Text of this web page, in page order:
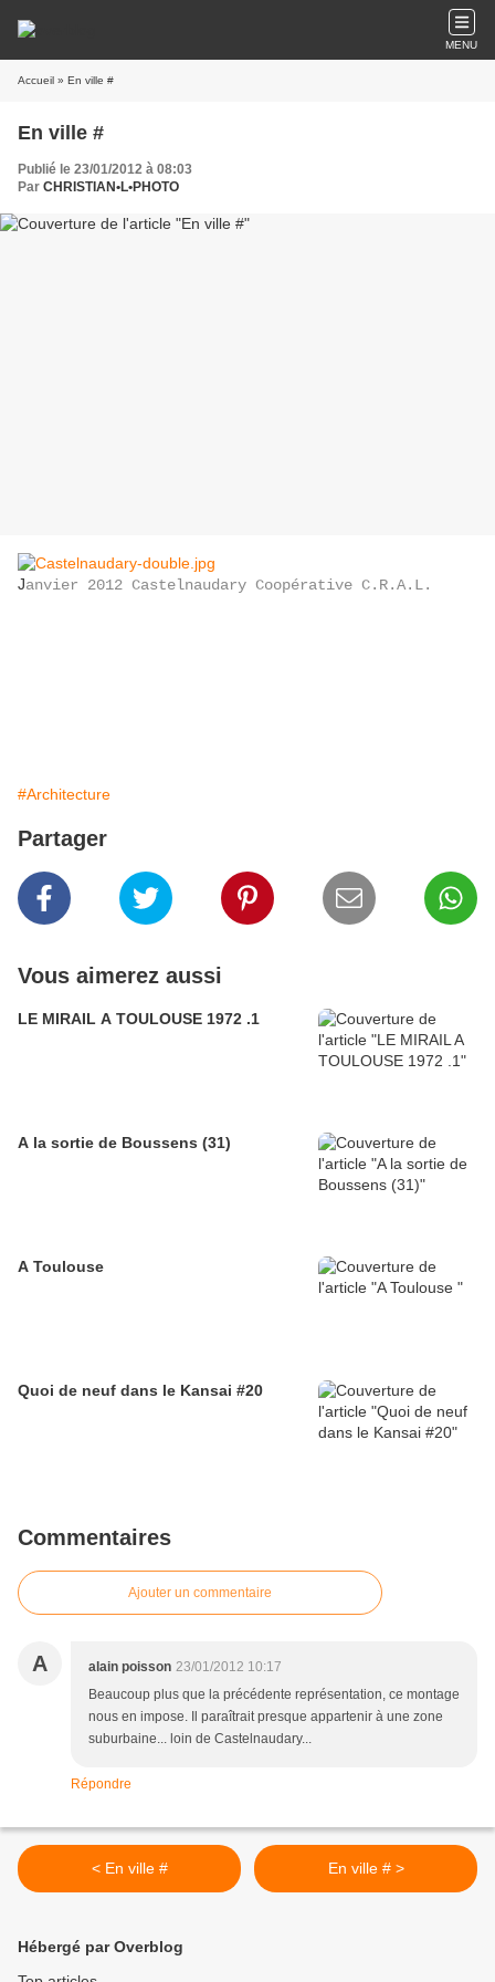
MENU
Accueil » En ville #
En ville #
Publié le 23/01/2012 à 08:03
Par CHRISTIAN•L•PHOTO
Janvier 2012 Castelnaudary Coopérative C.R.A.L.
#Architecture
Partager
Vous aimerez aussi
LE MIRAIL A TOULOUSE 1972 .1
A la sortie de Boussens (31)
A Toulouse
Quoi de neuf dans le Kansai #20
Commentaires
Ajouter un commentaire
A alain poisson 23/01/2012 10:17
Beaucoup plus que la précédente représentation, ce montage
nous en impose. Il paraîtrait presque appartenir à une zone
suburbaine... loin de Castelnaudary...
Répondre
< En ville # En ville # >
Hébergé par Overblog